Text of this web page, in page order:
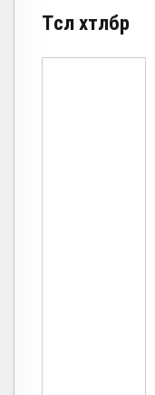
Төсөл хөтөлбөр